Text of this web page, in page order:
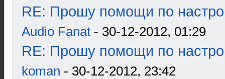
RE: Прошу помощи по
Audio Fanat - 30-12-2012, 01:29
RE: Прошу помощи по
koman - 30-12-2012, 23:42